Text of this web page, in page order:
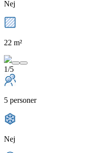
Nej
22 m²
1/5
5 personer
Nej